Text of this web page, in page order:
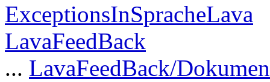
ExceptionsInSpracheLava
LavaFeedBack
... LavaFeedBack/